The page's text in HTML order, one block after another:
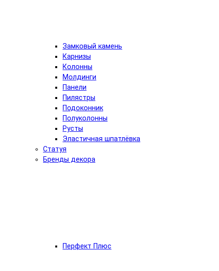
Замковый камень
Карнизы
Колонны
Молдинги
Панели
Пилястры
Подоконник
Полуколонны
Русты
Эластичная шпатлёвка
Статуя
Бренды декора
Перфект Плюс